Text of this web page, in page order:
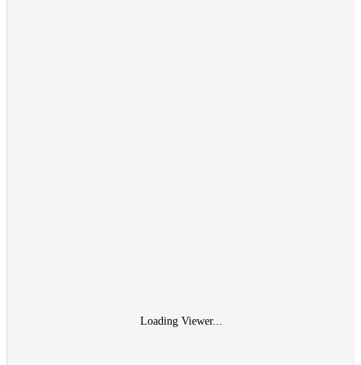
Loading Viewer...